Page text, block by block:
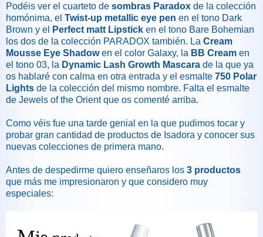
Podéis ver el cuarteto de sombras Paradox de la colección
homónima, el Twist-up metallic eye pen en el tono Dark
Brown y el
Perfect matt Lipstick en el tono Bare Bohemian
los dos de la colección PARADOX también. La Cream
Mousse Eye Shadowen el color Galaxy, la BB Cream en
el tono 03, la Dynamic Lash Growth Mascara de la que ya
os hablaré con calma en otra entrada y el esmalte 750 Polar
Lights de la colección del mismo nombre. Falta el esmalte
de Jewels of the Orient que os comenté arriba.
Como véis fue una tarde genial en la que pudimos tocar y
probar gran cantidad de productos de Isadora y conocer sus
nuevas colecciones de primera mano.
Antes de despedirme quiero enseñaros los 3 productos
que más me impresionaron y que considero muy
especiales: